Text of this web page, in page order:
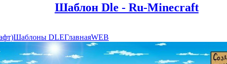
Шаблон Dle - Ru-Minecraft
Шаблоны DLEГлавнаяWEB